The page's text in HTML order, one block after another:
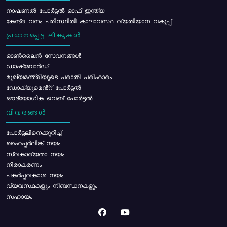
നാഷണൽ പോർട്ടൽ ഓഫ് ഇന്ത്യ
കേന്ദ്ര വനം പരിസ്ഥിതി കാലാവസ്ഥ വ്യതിയാന വകുപ്പ്
പ്രധാനപ്പെട്ട ലിങ്കുകൾ
ഓൺലൈൻ സേവനങ്ങൾ
ഡാഷ്ബോർഡ്
മുഖ്യമന്ത്രിയുടെ പരാതി പരിഹാരം
ഡോക്യുമെൻ്റ് പോർട്ടൽ
ഔദ്യോഗിക വെബ് പോർട്ടൽ
വിവരങ്ങൾ
പോര്‍ട്ടലിനെക്കുറിച്ച്
ഹൈപ്പർലിങ്ക് നയം
സ്വകാര്യതാ നയം
നിരാകരണം
പകർപ്പവകാശ നയം
വ്യവസ്ഥകളും നിബന്ധനകളും
സഹായം